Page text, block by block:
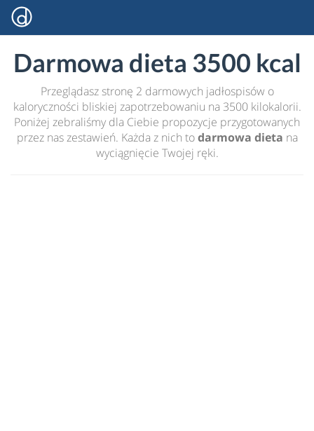
Darmowa dieta 3500 kcal
Przeglądasz stronę 2 darmowych jadłospisów o
kaloryczności bliskiej zapotrzebowaniu na 3500 kilokalorii.
Poniżej zebraliśmy dla Ciebie propozycje przygotowanych
przez nas zestawień. Każda z nich todarmowa dieta na
wyciągnięcie Twojej ręki.